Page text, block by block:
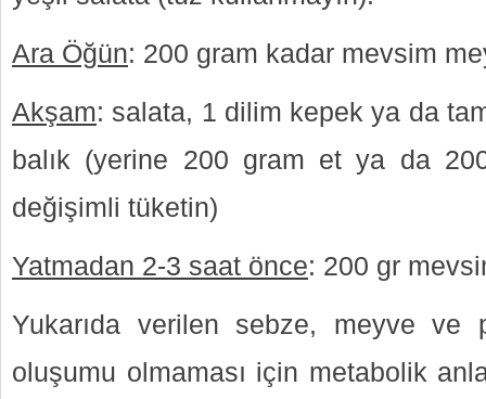
Ara Öğün: 200 gram kadar mevsim
Akşam: salata, 1 dilim kepek ya da
balık (yerine 200 gram et ya da
değişimli tüketin)
Yatmadan 2-3 saat önce: 200 gr
Yukarıda verilen sebze, meyve ve
oluşumu olmaması için metabolik